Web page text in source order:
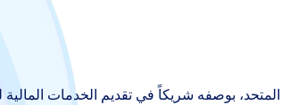
المتحد، بوصفه شريكاً في تقديم الخدمات